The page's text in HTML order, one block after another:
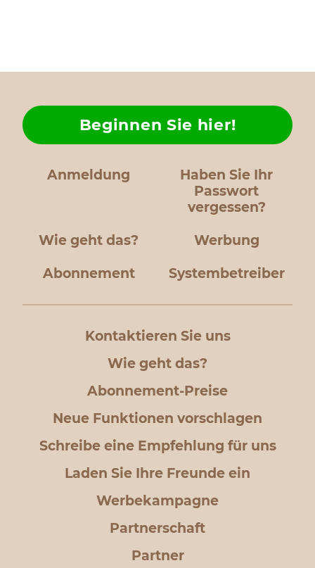
Anmeldung
Haben Sie Ihr
Passwort
vergessen?
Wie geht das?
Beginnen Sie hier!
Werbung
Abonnement Systembetreiber
Kontaktieren Sie uns
Wie geht das?
Abonnement-Preise
Neue Funktionen vorschlagen
Schreibe eine Empfehlung für uns
Laden Sie Ihre Freunde ein
Werbekampagne
Partnerschaft
Partner